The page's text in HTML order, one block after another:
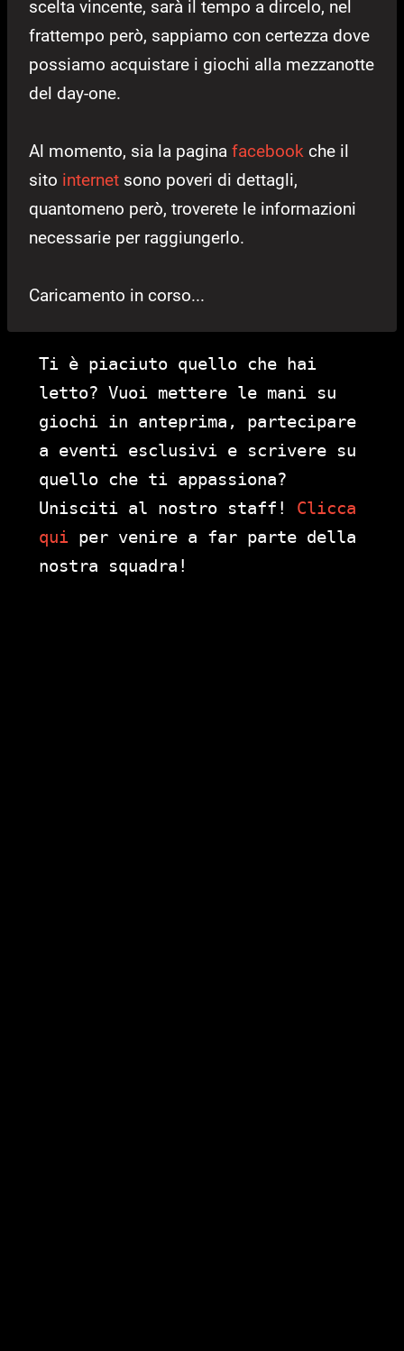
scelta vincente, sarà il tempo a dircelo, nel
frattempo però, sappiamo con certezza dove
possiamo acquistare i giochi alla mezzanotte
del day-one.
Al momento, sia la pagina facebook che il
sito internet sono poveri di dettagli,
quantomeno però, troverete le informazioni
necessarie per raggiungerlo.
Caricamento in corso...
Ti è piaciuto quello che hai
letto? Vuoi mettere le mani su
giochi in anteprima, partecipare
a eventi esclusivi e scrivere su
quello che ti appassiona?
Unisciti al nostro staff! Clicca
qui per venire a far parte della
nostra squadra!